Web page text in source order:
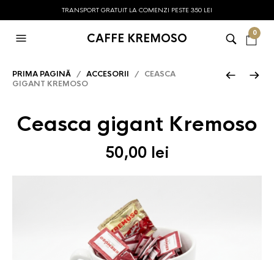
TRANSPORT GRATUIT LA COMENZI PESTE 350 LEI
CAFFE KREMOSO 0
PRIMA PAGINĂ / ACCESORII / CEASCA
GIGANT KREMOSO
Ceasca gigant Kremoso
50,00 lei